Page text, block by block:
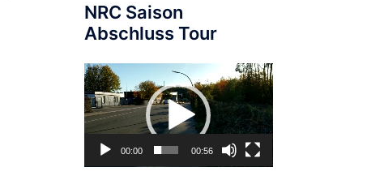
NRC Saison
Abschluss Tour
Video-
Player
00:00 00:56